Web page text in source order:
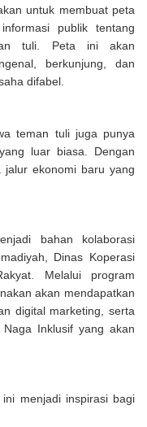
untuk membuat peta
publik tentang
tuli. Peta ini akan
berkunjung, dan
difabel.
teman tuli juga punya
luar biasa. Dengan
jalur ekonomi baru yang
bahan kolaborasi
Dinas Koperasi
Melalui program
akan mendapatkan
digital marketing, serta
Inklusif yang akan
menjadi inspirasi bagi